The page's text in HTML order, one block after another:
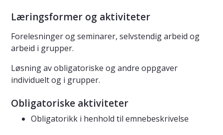
Læringsformer og aktiviteter
Forelesninger og seminarer, selvstendig arbeid og
arbeid i grupper.
Løsning av obligatoriske og andre oppgaver
individuelt og i grupper.
Obligatoriske aktiviteter
Obligatorikk i henhold til emnebeskrivelse